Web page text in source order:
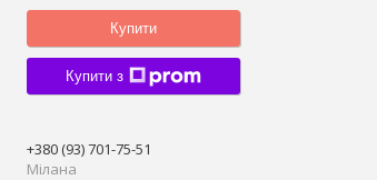
Купити
Купити з
+380 (93) 701-75-51
Мілана